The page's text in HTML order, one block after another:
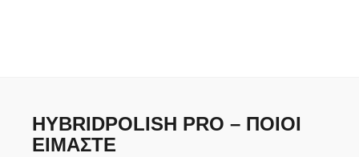
HYBRIDPOLISH PRO – ΠΟΙΟΙ
ΕΊΜΑΣΤΕ